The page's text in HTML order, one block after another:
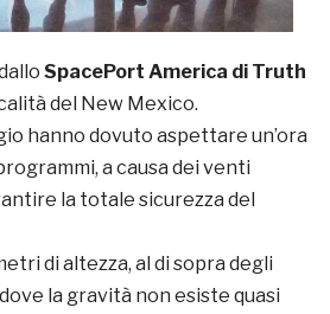
SpacePort America di Truth
del New Mexico.
hanno dovuto aspettare un’ora
a causa dei venti
la totale sicurezza del
di altezza, al di sopra degli
la gravità non esiste quasi